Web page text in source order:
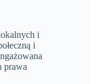
i
i
prawa